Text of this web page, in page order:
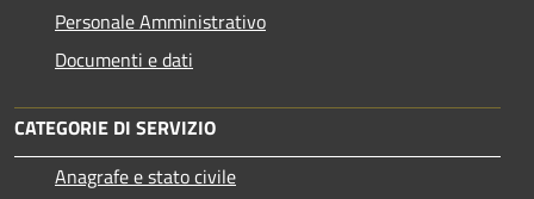
Personale Amministrativo
Documenti e dati
CATEGORIE DI SERVIZIO
Anagrafe e stato civile